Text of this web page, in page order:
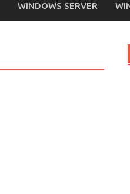
WINDOWS SERVER